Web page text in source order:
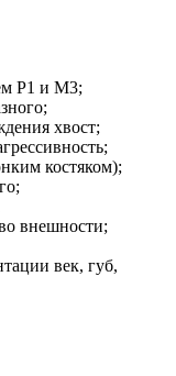
Р1 и М3;
хвост;
костяком);
внешности;
век, губ,